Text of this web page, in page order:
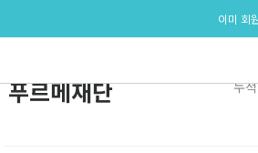
이미 회
푸르메재단 누